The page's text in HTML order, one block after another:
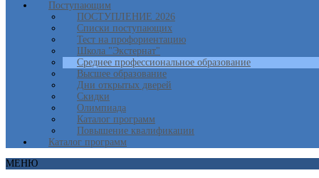
Поступающим
ПОСТУПЛЕНИЕ 2026
Списки поступающих
Тест на профориентацию
Школа "Экстернат"
Среднее профессиональное образование
Высшее образование
Дни открытых дверей
Скидки
Олимпиада
Каталог программ
Повышение квалификации
Каталог программ
МЕНЮ